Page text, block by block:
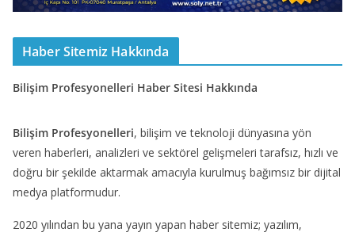
Haber Sitemiz Hakkında
Bilişim Profesyonelleri Haber Sitesi Hakkında
Bilişim Profesyonelleri, bilişim ve teknoloji dünyasına yön
veren haberleri, analizleri ve sektörel gelişmeleri tarafsız, hızlı ve
doğru bir şekilde aktarmak amacıyla kurulmuş bağımsız bir dijital
medya platformudur.
2020 yılından bu yana yayın yapan haber sitemiz; yazılım,